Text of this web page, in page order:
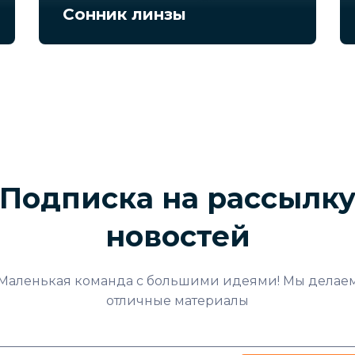
Сонник линзы
Подписка на рассылку
новостей
Маленькая команда с большими идеями! Мы
отличные материалы